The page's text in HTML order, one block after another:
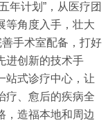
年计划”，从医疗团
等角度入手，壮大
手术室配备，打好
进创新的技术手
站式诊疗中心，让
疗、愈后的疾病全
，造福本地和周边